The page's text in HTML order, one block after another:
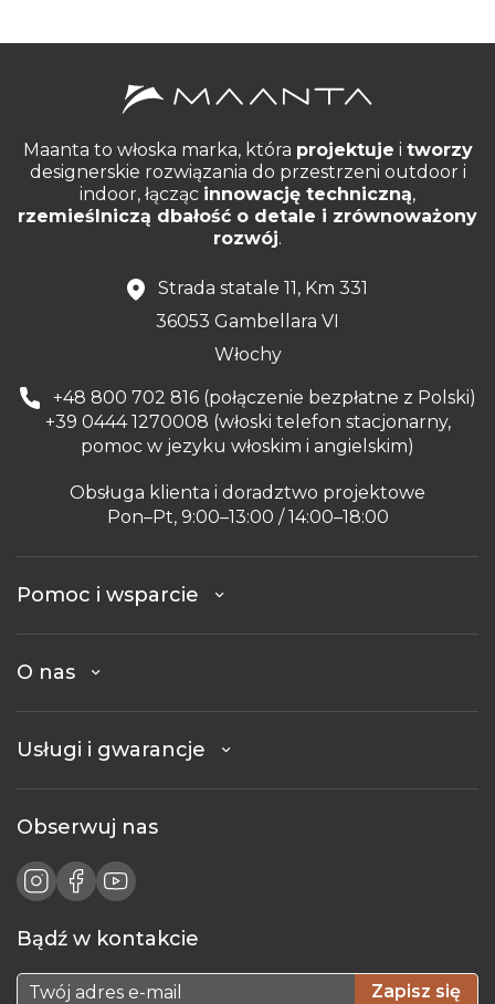
Maanta to włoska marka, która projektuje i tworzy
designerskie rozwiązania do przestrzeni outdoor i
indoor, łącząc innowację techniczną,
rzemieślniczą dbałość o detale i zrównoważony
rozwój.
Strada statale 11, Km 331
36053 Gambellara VI
Włochy
+48 800 702 816 (połączenie bezpłatne z Polski)
+39 0444 1270008 (włoski telefon stacjonarny,
pomoc w jezyku włoskim i angielskim)
Obsługa klienta i doradztwo projektowe
Pon–Pt, 9:00–13:00 / 14:00–18:00
Pomoc i wsparcie
O nas
Usługi i gwarancje
Obserwuj nas
Bądź w kontakcie
Zapisz się